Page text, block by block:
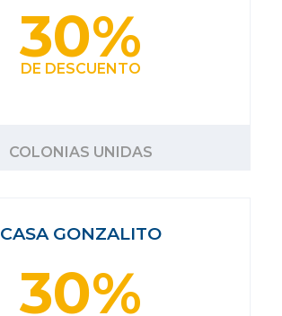
30%
DE DESCUENTO
COLONIAS UNIDAS
CASA GONZALITO
30%